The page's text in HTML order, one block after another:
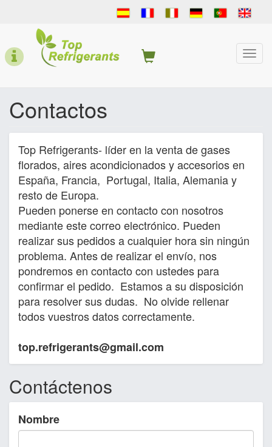
contenido
principal
Contactos
Top Refrigerants- líder en la venta de gases
florados, aires acondicionados y accesorios en
España, Francia, Portugal, Italia, Alemania y
resto de Europa.
Pueden ponerse en contacto con nosotros
mediante este correo electrónico. Pueden
realizar sus pedidos a cualquier hora sin ningún
problema. Antes de realizar el envío, nos
pondremos en contacto con ustedes para
confirmar el pedido. Estamos a su disposición
para resolver sus dudas. No olvide rellenar
todos vuestros datos correctamente.
top.refrigerants@gmail.com
Contáctenos
Nombre